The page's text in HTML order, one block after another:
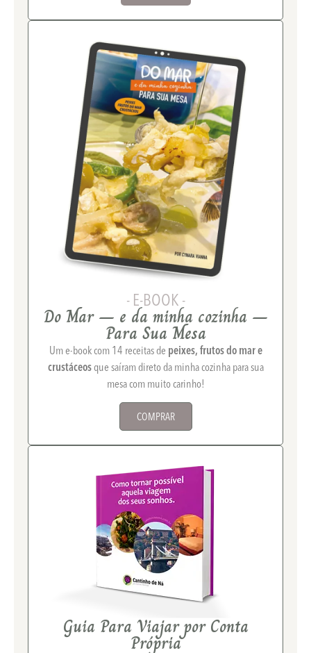
- E-BOOK -
Do Mar – e da minha cozinha –
Para Sua Mesa
Um e-book com 14 receitas de peixes, frutos do mar e
crustáceosque saíram direto da minha cozinha para sua
mesa com muito carinho!
COMPRAR
Guia Para Viajar por Conta
Própria